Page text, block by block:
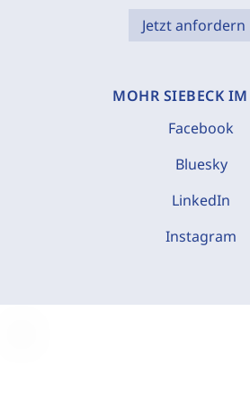
Jetzt anfordern
MOHR SIEBECK
Facebook
Bluesky
LinkedIn
Instagram